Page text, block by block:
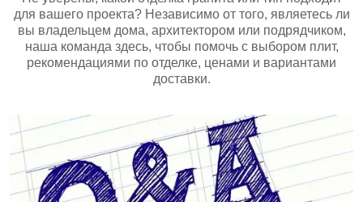
для вашего проекта? Независимо от того, являетесь ли
вы владельцем дома, архитектором или подрядчиком,
наша команда здесь, чтобы помочь с выбором плит,
рекомендациями по отделке, ценами и вариантами
доставки.